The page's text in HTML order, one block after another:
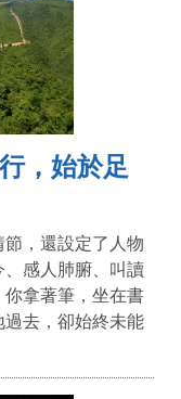
，始於足
，還設定了人物
感人肺腑、叫讀
拿著筆，坐在書
去，卻始終未能